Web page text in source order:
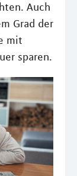
Auch
Grad der
mit
sparen.